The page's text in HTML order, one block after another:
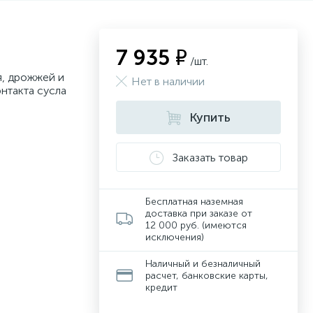
дрожжей и
сусла
7 935 ₽ /шт.
Нет в наличии
Купить
Заказать товар
Бесплатная наземная
доставка при заказе от
12 000 руб. (имеются
исключения)
Наличный и безналичный
расчет, банковские карты,
кредит